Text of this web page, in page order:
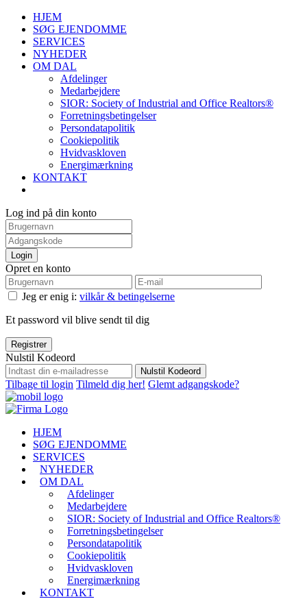
HJEM
SØG EJENDOMME
SERVICES
NYHEDER
OM DAL
Afdelinger
Medarbejdere
SIOR: Society of Industrial and Office Realtors®
Forretningsbetingelser
Persondatapolitik
Cookiepolitik
Hvidvaskloven
Energimærkning
KONTAKT
Log ind på din konto
Login
Opret en konto
Jeg er enig i: vilkår & betingelserne
Et password vil blive sendt til dig
Registrer
Nulstil Kodeord
Nulstil Kodeord
Tilbage til login Tilmeld dig her! Glemt adgangskode?
HJEM
SØG EJENDOMME
SERVICES
NYHEDER
OM DAL
Afdelinger
Medarbejdere
SIOR: Society of Industrial and Office Realtors®
Forretningsbetingelser
Persondatapolitik
Cookiepolitik
Hvidvaskloven
Energimærkning
KONTAKT